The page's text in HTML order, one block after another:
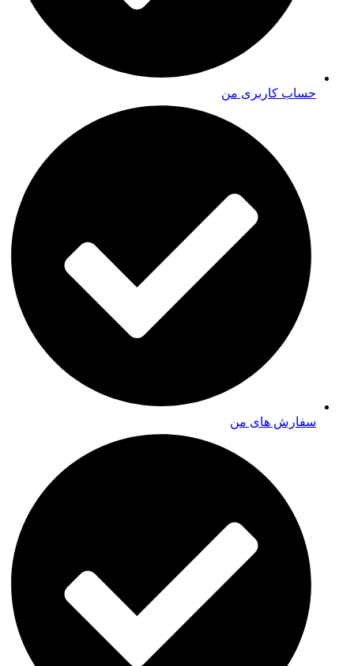
حساب کاربری من
سفارش های من